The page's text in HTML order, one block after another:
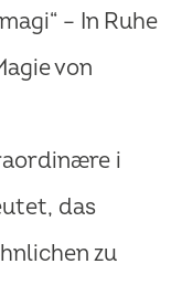
– In Ruhe
von
i
das
zu